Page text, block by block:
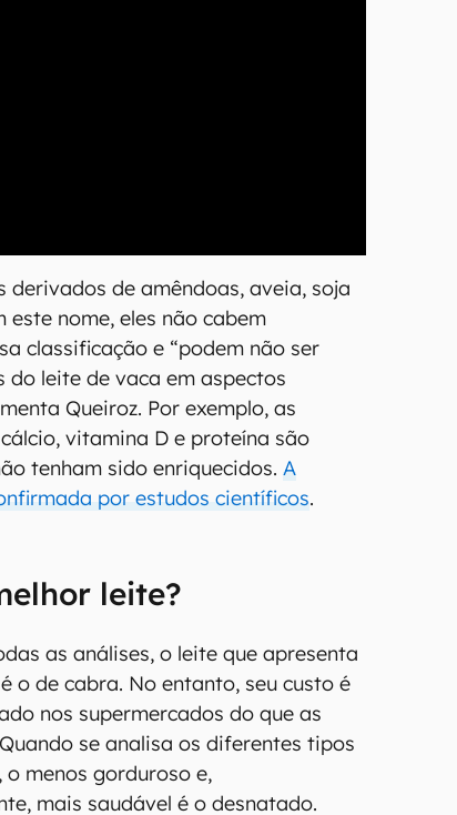
derivados de amêndoas, aveia, soja
este nome, eles não cabem
classificação e “podem não ser
do leite de vaca em aspectos
Queiroz. Por exemplo, as
vitamina D e proteína são
tenham sido enriquecidos.A
por estudos científicos.
leite?
as análises, o leite que apresenta
o de cabra. No entanto, seu custo é
nos supermercados do que as
se analisa os diferentes tipos
o menos gorduroso e,
mais saudável é o desnatado.